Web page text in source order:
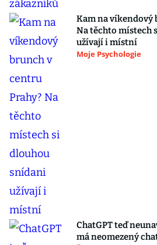
Kam na víkendový
Na těchto místech
užívají i místní
Moje Psychologie
ChatGPT teď
má neomezený